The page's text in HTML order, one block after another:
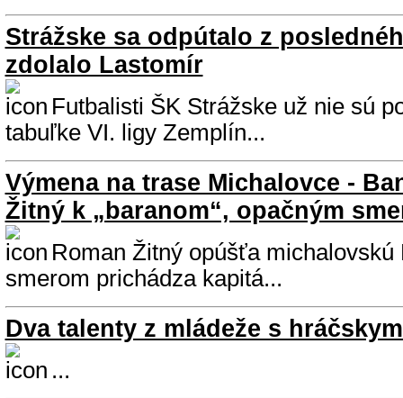
Strážske sa odpútalo z
zdolalo Lastomír
Futbalisti ŠK Strážske už nie sú
tabuľke VI. ligy Zemplín...
Výmena na trase Michalovce -
Žitný k „baranom“, opačným
Roman Žitný opúšťa michalovskú
smerom prichádza kapitá...
Dva talenty z mládeže s
...